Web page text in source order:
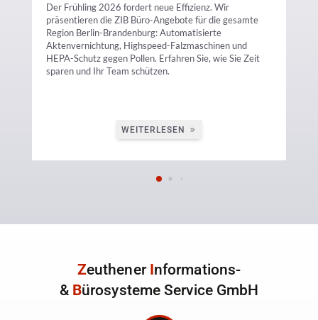
Der Frühling 2026 fordert neue Effizienz. Wir
präsentieren die ZIB Büro-Angebote für die gesamte
Region Berlin-Brandenburg: Automatisierte
Aktenvernichtung, Highspeed-Falzmaschinen und
HEPA-Schutz gegen Pollen. Erfahren Sie, wie Sie Zeit
sparen und Ihr Team schützen.
WEITERLESEN
Zeuthener Informations-
& Bürosysteme Service GmbH